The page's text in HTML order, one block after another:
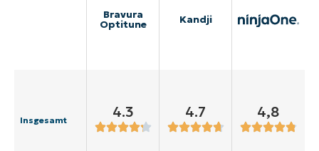
Bravura
Optitune Kandji
Insgesamt 4.3 4.7 4,8